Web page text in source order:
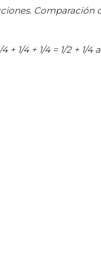
Comparación
4 + 1/4 + 1/4 = 1/2 + 1/4